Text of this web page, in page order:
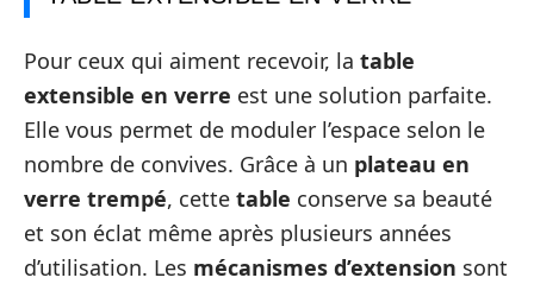
Pour ceux qui aiment recevoir, la table
extensible en verre est une solution parfaite.
Elle vous permet de moduler l’espace selon le
nombre de convives. Grâce à un plateau en
verre trempé, cette table conserve sa beauté
et son éclat même après plusieurs années
d’utilisation. Les mécanismes d’extension sont